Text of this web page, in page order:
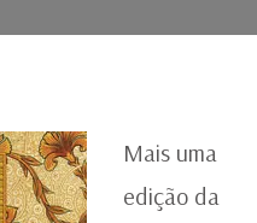
JANE
LIBRARYMais uma
edição da